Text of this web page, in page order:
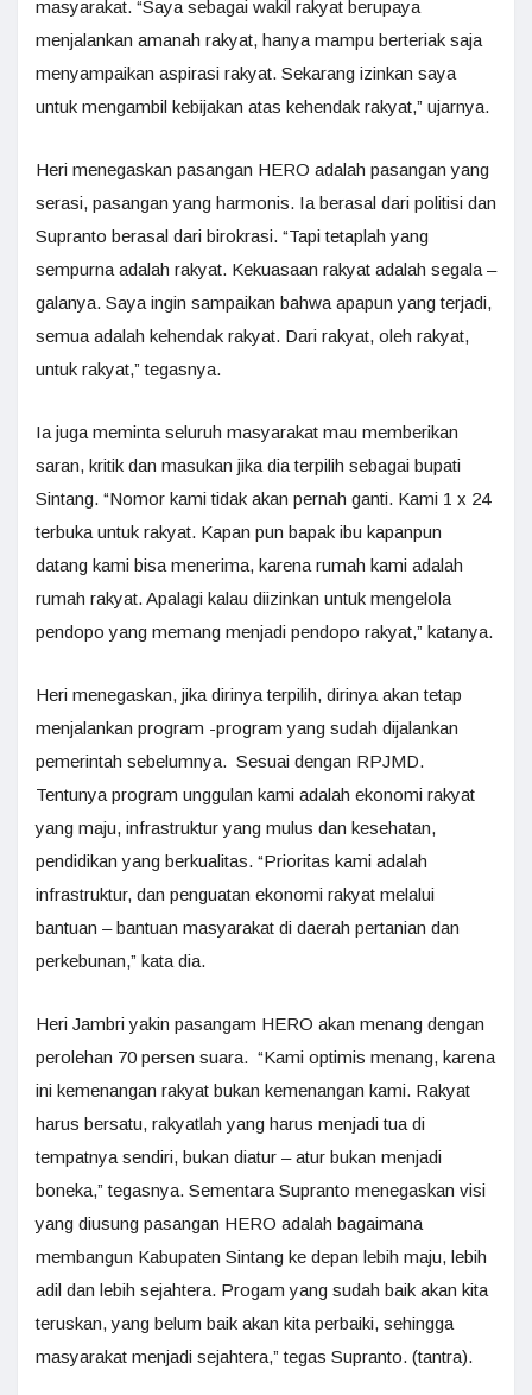
masyarakat. “Saya sebagai wakil rakyat berupaya
menjalankan amanah rakyat, hanya mampu berteriak saja
menyampaikan aspirasi rakyat. Sekarang izinkan saya
untuk mengambil kebijakan atas kehendak rakyat,” ujarnya.
Heri menegaskan pasangan HERO adalah pasangan yang
serasi, pasangan yang harmonis. Ia berasal dari politisi dan
Supranto berasal dari birokrasi. “Tapi tetaplah yang
sempurna adalah rakyat. Kekuasaan rakyat adalah segala –
galanya. Saya ingin sampaikan bahwa apapun yang terjadi,
semua adalah kehendak rakyat. Dari rakyat, oleh rakyat,
untuk rakyat,” tegasnya.
Ia juga meminta seluruh masyarakat mau memberikan
saran, kritik dan masukan jika dia terpilih sebagai bupati
Sintang. “Nomor kami tidak akan pernah ganti. Kami 1 x 24
terbuka untuk rakyat. Kapan pun bapak ibu kapanpun
datang kami bisa menerima, karena rumah kami adalah
rumah rakyat. Apalagi kalau diizinkan untuk mengelola
pendopo yang memang menjadi pendopo rakyat,” katanya.
Heri menegaskan, jika dirinya terpilih, dirinya akan tetap
menjalankan program -program yang sudah dijalankan
pemerintah sebelumnya. Sesuai dengan RPJMD.
Tentunya program unggulan kami adalah ekonomi rakyat
yang maju, infrastruktur yang mulus dan kesehatan,
pendidikan yang berkualitas. “Prioritas kami adalah
infrastruktur, dan penguatan ekonomi rakyat melalui
bantuan – bantuan masyarakat di daerah pertanian dan
perkebunan,” kata dia.
Heri Jambri yakin pasangam HERO akan menang dengan
perolehan 70 persen suara. “Kami optimis menang, karena
ini kemenangan rakyat bukan kemenangan kami. Rakyat
harus bersatu, rakyatlah yang harus menjadi tua di
tempatnya sendiri, bukan diatur – atur bukan menjadi
boneka,” tegasnya. Sementara Supranto menegaskan visi
yang diusung pasangan HERO adalah bagaimana
membangun Kabupaten Sintang ke depan lebih maju, lebih
adil dan lebih sejahtera. Progam yang sudah baik akan kita
teruskan, yang belum baik akan kita perbaiki, sehingga
masyarakat menjadi sejahtera,” tegas Supranto. (tantra).